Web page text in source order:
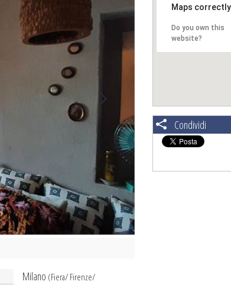
Milano (Fiera/ Firenze/
Maps
Do you own this
website?
Condividi